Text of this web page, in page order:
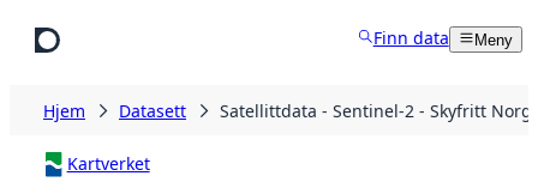
Finn data Meny
Hjem Datasett Satellittdata - Sentinel-2 - Skyfritt
Kartverket